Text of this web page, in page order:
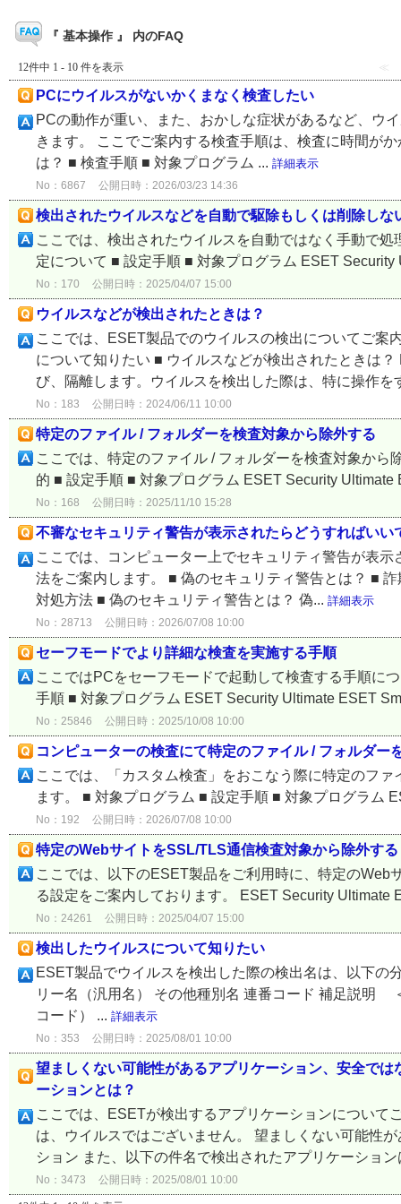
『 基本操作 』 内のFAQ
12件中 1 - 10 件を表示 ≪
PCにウイルスがないかくまなく検査したい
PCの動作が重い、また、おかしな症状があるなど、ウ
きます。 ここでご案内する検査手順は、検査に時間が
は？ ■ 検査手順 ■ 対象プログラム ... 詳細表示
No：6867 公開日時：2026/03/23 14:36
検出されたウイルスなどを自動で駆除もしくは削除しな
ここでは、検出されたウイルスを自動ではなく手動で
定について ■ 設定手順 ■ 対象プログラム ESET
No：170 公開日時：2025/04/07 15:00
ウイルスなどが検出されたときは？
ここでは、ESET製品でのウイルスの検出についてご案
について知りたい ■ ウイルスなどが検出されたときは
び、隔離します。ウイルスを検出した際は、特に操作を
No：183 公開日時：2024/06/11 10:00
特定のファイル / フォルダーを検査対象から除外する
ここでは、特定のファイル / フォルダーを検査対象か
的 ■ 設定手順 ■ 対象プログラム ESET Security
No：168 公開日時：2025/11/10 15:28
不審なセキュリティ警告が表示されたらどうすればいい
ここでは、コンピューター上でセキュリティ警告が表
法をご案内します。 ■ 偽のセキュリティ警告とは？ ■
対処方法 ■ 偽のセキュリティ警告とは？ 偽... 詳細表示
No：28713 公開日時：2026/07/08 10:00
セーフモードでより詳細な検査を実施する手順
ここではPCをセーフモードで起動して検査する手順に
手順 ■ 対象プログラム ESET Security Ultimate ESET
No：25846 公開日時：2025/10/08 10:00
コンピューターの検査にて特定のファイル / フォルダー
ここでは、「カスタム検査」をおこなう際に特定のフ
ます。 ■ 対象プログラム ■ 設定手順 ■ 対象プログラム
No：192 公開日時：2026/07/08 10:00
特定のWebサイトをSSL/TLS通信検査対象から除外する
ここでは、以下のESET製品をご利用時に、特定の
る設定をご案内しております。 ESET Security
No：24261 公開日時：2025/04/07 15:00
検出したウイルスについて知りたい
ESET製品でウイルスを検出した際の検出名は、以下の
リー名（汎用名） その他種別名 連番コード 補足説明
コード） ... 詳細表示
No：353 公開日時：2025/08/01 10:00
望ましくない可能性があるアプリケーション、安全で
ーションとは？
ここでは、ESETが検出するアプリケーションについて
は、ウイルスではございません。 望ましくない可能性
ション また、以下の件名で検出されたアプリケーショ
No：3473 公開日時：2025/08/01 10:00